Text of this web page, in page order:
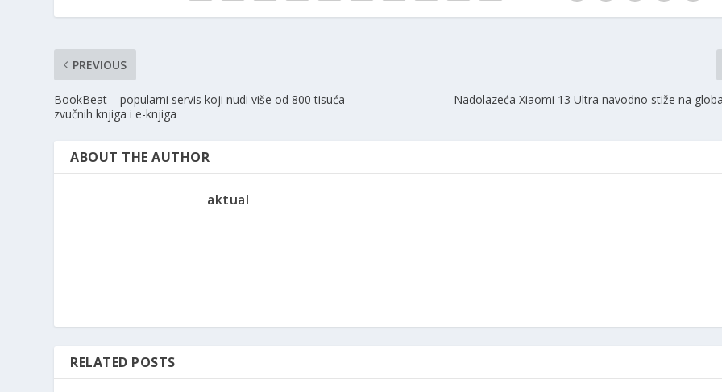
PREVIOUS
BookBeat – popularni servis koji nudi više od 800 tisuća
zvučnih knjiga i e-knjiga
Nadolazeća Xiaomi 13 Ultra navodno stiže na
ABOUT THE AUTHOR
aktual
RELATED POSTS